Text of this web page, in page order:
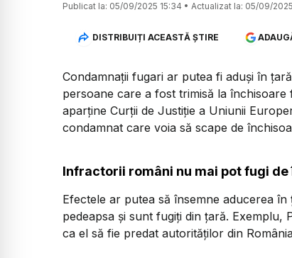
Publicat la: 05/09/2025 15:34 • Actualizat la: 05/09/
DISTRIBUIȚI ACEASTĂ ȘTIRE
Condamnații fugari ar putea fi aduși în
persoane care a fost trimisă la
aparține Curții de Justiție a Uniunii
condamnat care voia să scape de
Infractorii români nu mai pot fugi
Efectele ar putea să însemne aducerea
pedeapsa și sunt fugiți din țară.
ca el să fie predat autorităților din